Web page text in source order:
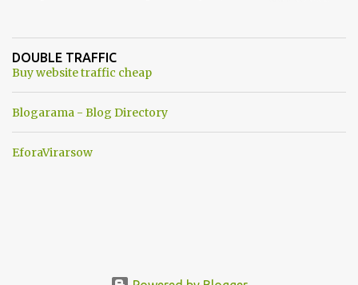
ancora una fantasia Nato o forse una "False Flag", per provocare
una guerra mondiale che difficilmente da menti sane, potrebbe
DOUBLE TRAFFIC
Buy website traffic cheap
Blogarama - Blog Directory
EforaVirarsow